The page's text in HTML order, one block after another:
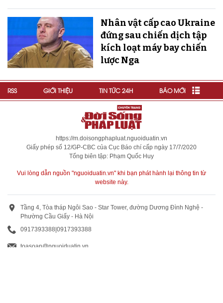
Nhân vật cấp cao Ukraine
đứng sau chiến dịch tập
kích loạt máy bay chiến
lược Nga
RSS GIỚI THIỆU TIN TỨC 24H BÁO MỚI
https://m.doisongphapluat.nguoiduatin.vn
Giấy phép số 12/GP-CBC của Cục Báo chí cấp ngày 17/7/2020
Tổng biên tập: Phạm Quốc Huy
Vui lòng dẫn nguồn "nguoiduatin.vn" khi bạn phát hành lại thông tin từ
website này.
Tầng 4, Tòa tháp Ngôi Sao - Star Tower, đường Dương Đình Nghệ -
Phường Cầu Giấy - Hà Nội
0917393388|0917393388
toasoan@nguoiduatin.vn